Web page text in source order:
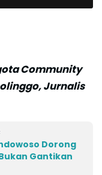
Community
Jurnalis
Dorong
Gantikan